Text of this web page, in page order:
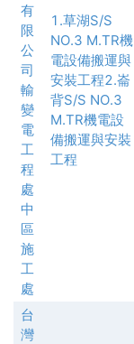
有
限
公
司
輸
變
電
工
程
處
中
區
施
工
處
1.草湖S/S
NO.3 M.TR機
電設備搬運與
安裝工程2.崙
背S/S NO.3
M.TR機電設
備搬運與安裝
工程
台
灣